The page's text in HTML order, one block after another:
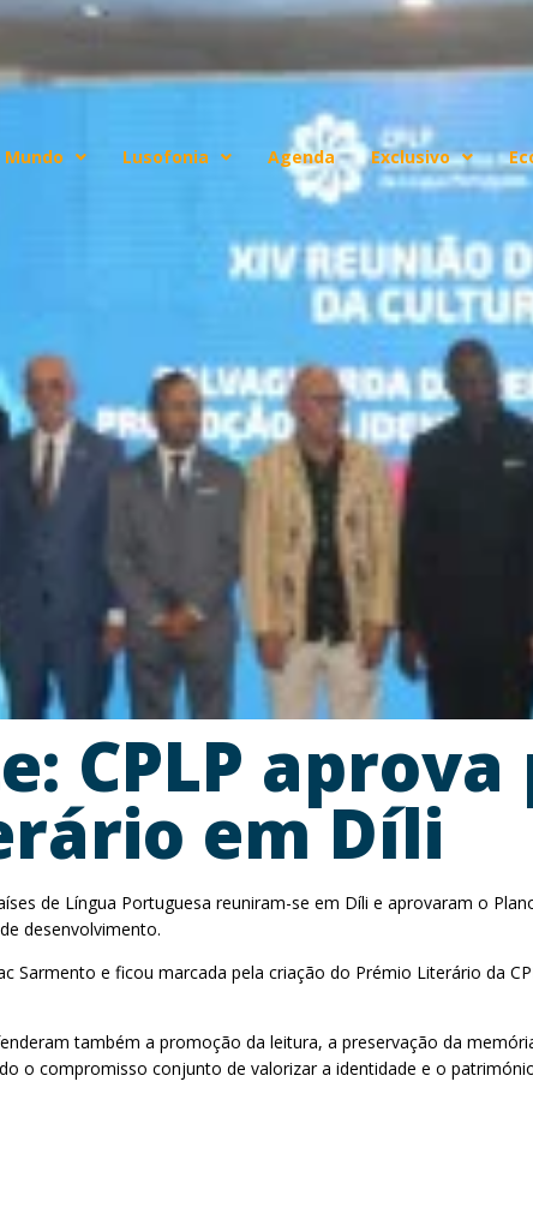
Mundo Lusofonia Agenda Exclusivo
CPLP
em Díli
de Língua Portuguesa reuniram-se em Díli e aprovaram o
desenvolvimento.
Sarmento e ficou marcada pela criação do Prémio Literário da
também a promoção da leitura, a preservação da
o compromisso conjunto de valorizar a identidade e o